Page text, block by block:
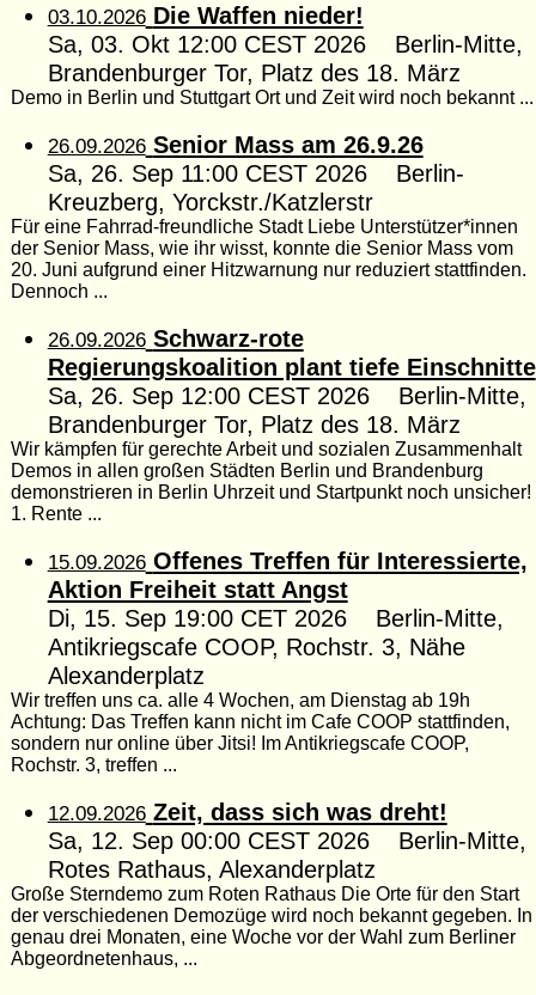
03.10.2026 Die Waffen nieder!
Sa, 03. Okt 12:00 CEST 2026 Berlin-Mitte,
Brandenburger Tor, Platz des 18. März
Demo in Berlin und Stuttgart Ort und Zeit wird noch bekannt ...
26.09.2026 Senior Mass am 26.9.26
Sa, 26. Sep 11:00 CEST 2026 Berlin-
Kreuzberg, Yorckstr./Katzlerstr
Für eine Fahrrad-freundliche Stadt Liebe Unterstützer*innen
der Senior Mass, wie ihr wisst, konnte die Senior Mass vom
20. Juni aufgrund einer Hitzwarnung nur reduziert stattfinden.
Dennoch ...
26.09.2026 Schwarz-rote
Regierungskoalition plant tiefe Einschnitte
Sa, 26. Sep 12:00 CEST 2026 Berlin-Mitte,
Brandenburger Tor, Platz des 18. März
Wir kämpfen für gerechte Arbeit und sozialen Zusammenhalt
Demos in allen großen Städten Berlin und Brandenburg
demonstrieren in Berlin Uhrzeit und Startpunkt noch unsicher!
1. Rente ...
15.09.2026 Offenes Treffen für Interessierte,
Aktion Freiheit statt Angst
Di, 15. Sep 19:00 CET 2026 Berlin-Mitte,
Antikriegscafe COOP, Rochstr. 3, Nähe
Alexanderplatz
Wir treffen uns ca. alle 4 Wochen, am Dienstag ab 19h
Achtung: Das Treffen kann nicht im Cafe COOP stattfinden,
sondern nur online über Jitsi! Im Antikriegscafe COOP,
Rochstr. 3, treffen ...
12.09.2026 Zeit, dass sich was dreht!
Sa, 12. Sep 00:00 CEST 2026 Berlin-Mitte,
Rotes Rathaus, Alexanderplatz
Große Sterndemo zum Roten Rathaus Die Orte für den Start
der verschiedenen Demozüge wird noch bekannt gegeben. In
genau drei Monaten, eine Woche vor der Wahl zum Berliner
Abgeordnetenhaus, ...